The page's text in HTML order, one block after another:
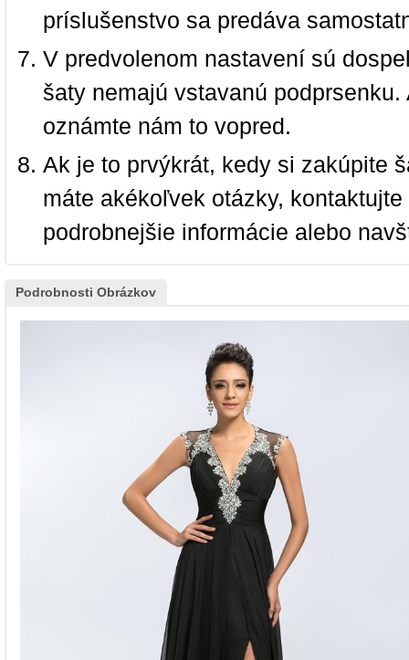
príslušenstvo sa predáva
V predvolenom nastavení sú
šaty nemajú vstavanú
oznámte nám to vopred.
Ak je to prvýkrát, kedy si zakúpite
máte akékoľvek otázky,
podrobnejšie informácie alebo
Podrobnosti Obrázkov